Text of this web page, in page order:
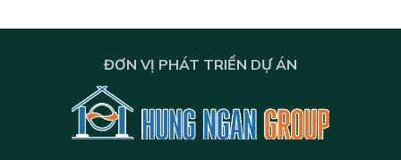
ĐƠN VỊ PHÁT TRIỂN DỰ ÁN